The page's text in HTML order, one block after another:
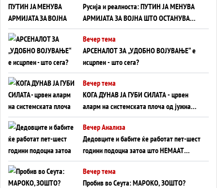
Русија и реалноста: ПУТИН ЈА МЕНУВА
АРМИЈАТА ЗА ВОЈНА ШТО ОСТАНУВА
БЕЗ ФРОНТ
Вечер тема
АРСЕНАЛОТ ЗА „УДОБНО ВОЈУВАЊЕ“ е
исцрпен - што сега?
Вечер тема
КОГА ДУНАВ ЈА ГУБИ СИЛАТА - црвен
аларм на системската плоча од јужна
Германија до Црното Море...
Вечер Анализа
Дедовците и бабите ќе работат пет-шест
години подоцна затоа што НЕМААТ
ВНУЦИ ДА ГИ ЗАМЕНАТ
Вечер тема
Пробив во Сеута: МАРОКО, ЗОШТО?